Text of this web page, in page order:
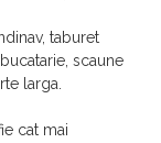
taburet
scaune
larga.
cat mai